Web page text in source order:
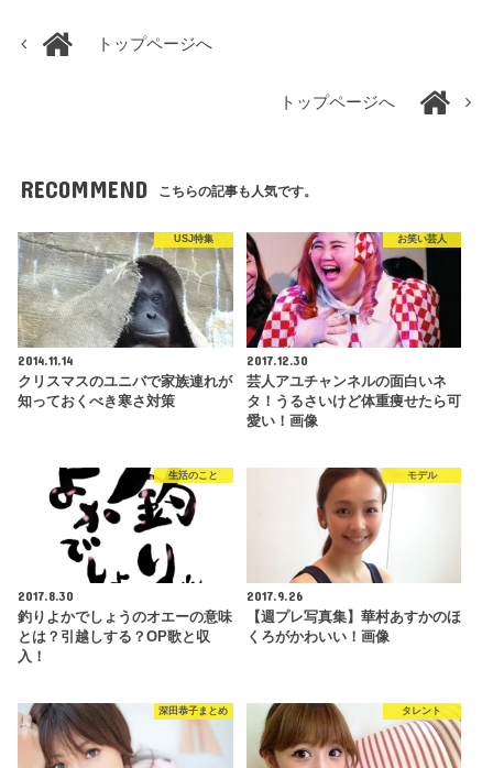
トップページへ
トップページへ
RECOMMEND こちらの記事も人気です。
USJ特集
2014.11.14
クリスマスのユニバで家族連れが
知っておくべき寒さ対策
お笑い芸人
2017.12.30
芸人アユチャンネルの面白いネ
タ！うるさいけど体重痩せたら可
愛い！画像
生活のこと
2017.8.30
釣りよかでしょうのオエーの意味
とは？引越しする？OP歌と収
入！
モデル
2017.9.26
【週プレ写真集】華村あすかのほ
くろがかわいい！画像
深田恭子まとめ タレント